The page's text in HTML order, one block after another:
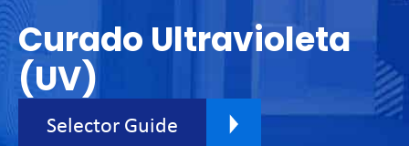
Curado Ultravioleta
(UV)
Selector Guide